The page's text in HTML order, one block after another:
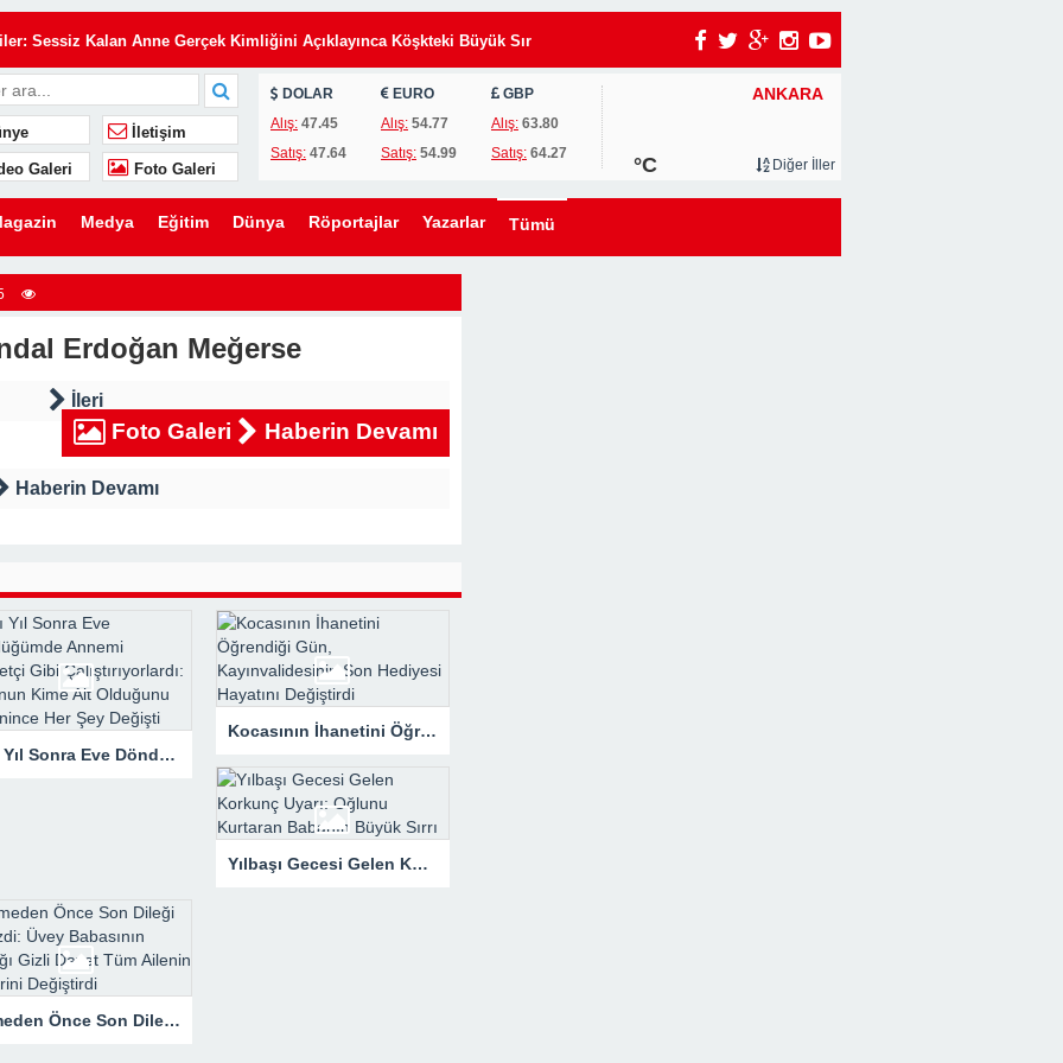
Sessiz Kalan Anne Gerçek Kimliğini Açıklayınca Köşkteki Büyük Sır
Annemi Hizmetçi Gibi Çalıştırıyorlardı: Tapunun Kime Ait Olduğunu
Gün, Kayınvalidesinin Son Hediyesi Hayatını Değiştirdi
Oğlunu Kurtaran Babanın Büyük Sırrı
Kahvaltı Masasında Tüm Gerçekleri Ortaya Çıkardı
Üvey Babasının Yaptığı Gizli Davet Tüm Ailenin Kaderini Değiştirdi
İki Havlu, Bir Babanın Sakladığı Büyük Acıyı Ortaya Çıkardı
İletişim
Galeri Foto Galeri
DOLAR
Alış: 47.45
Satış: 47.64
EURO
Alış:54.77
Satış:54.99
GBP
Alış:63.80
Satış:64.27
ANKARA
°C Diğer İller
Medya Eğitim Dünya Röportajlar Yazarlar Tümü
Erdoğan Meğerse
İleri
Foto Galeri Haberin Devamı
Haberin Devamı
Altı Yıl Sonra Eve Döndüğümde Annemi Hizmetçi Gibi Çalıştırıyorlardı: Tapunun Kime Ait Olduğunu Öğrenince Her Şey Değişti
Kocasının İhanetini Öğrendiği Gün, Kayınvalidesinin Son Hediyesi Hayatını Değiştirdi
Yılbaşı Gecesi Gelen Korkunç Uyarı: Oğlunu Kurtaran Babanın Büyük Sırrı
Ölmeden Önce Son Dileği Denizdi: Üvey Babasının Yaptığı Gizli Davet Tüm Ailenin Kaderini Değiştirdi